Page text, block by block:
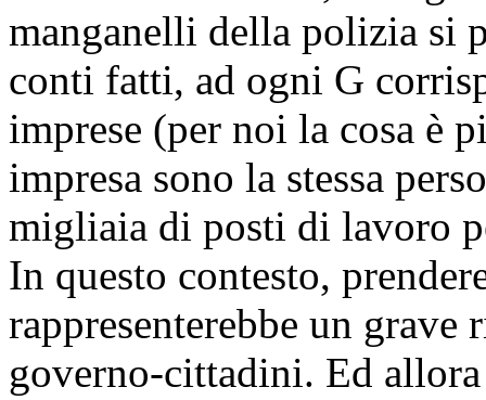
manganelli della polizia si
conti fatti, ad ogni G
imprese (per noi la cosa è
impresa sono la stessa
migliaia di posti di lavoro
In questo contesto,
rappresenterebbe un
governo-cittadini. Ed